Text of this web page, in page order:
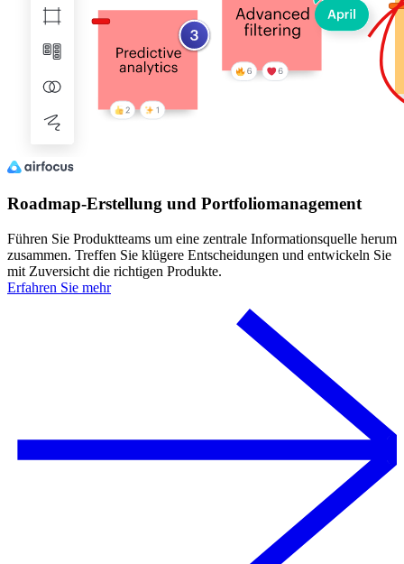
Roadmap-Erstellung und Portfoliomanagement
Führen Sie Produktteams um eine zentrale Informationsquelle herum
zusammen. Treffen Sie klügere Entscheidungen und entwickeln Sie
mit Zuversicht die richtigen Produkte.
Erfahren Sie mehr